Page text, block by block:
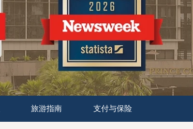
旅游指南 支付与保险